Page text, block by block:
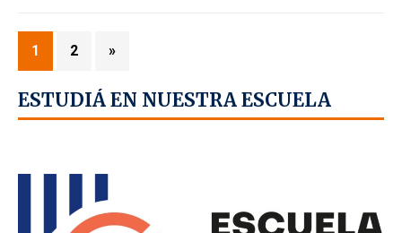
1 2 »
ESTUDIÁ EN NUESTRA ESCUELA